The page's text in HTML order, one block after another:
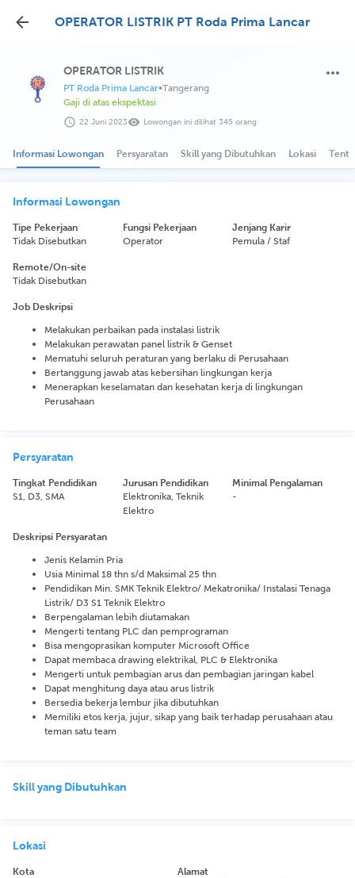
OPERATOR LISTRIK PT Roda Prima Lancar
OPERATOR LISTRIK
PT Roda Prima Lancar•Tangerang
Gaji di atas ekspektasi
Lowongan ini dilihat 345 orang
22 Juni 2023
Informasi Lowongan Persyaratan Skill yang Dibutuhkan Lokasi
Informasi Lowongan
Tipe Pekerjaan
Tidak Disebutkan
Fungsi Pekerjaan
Operator
Jenjang Karir
Pemula / Staf
Remote/On-site
Tidak Disebutkan
Job Deskripsi
Melakukan perbaikan pada instalasi listrik
Melakukan perawatan panel listrik & Genset
Mematuhi seluruh peraturan yang berlaku di Perusahaan
Bertanggung jawab atas kebersihan lingkungan kerja
Menerapkan keselamatan dan kesehatan kerja di lingkungan
Perusahaan
Persyaratan
Tingkat Pendidikan
S1, D3, SMA
Jurusan Pendidikan
Elektronika, Teknik
Elektro
Minimal Pengalaman
-
Deskripsi Persyaratan
Jenis Kelamin Pria
Usia Minimal 18 thn s/d Maksimal 25 thn
Pendidikan Min. SMK Teknik Elektro/ Mekatronika/ Instalasi Tenaga
Listrik/ D3 S1 Teknik Elektro
Berpengalaman lebih diutamakan
Mengerti tentang PLC dan pemprograman
Bisa mengoprasikan komputer Microsoft Office
Dapat membaca drawing elektrikal, PLC & Elektronika
Mengerti untuk pembagian arus dan pembagian jaringan kabel
Dapat menghitung daya atau arus listrik
Bersedia bekerja lembur jika dibutuhkan
Memiliki etos kerja, jujur, sikap yang baik terhadap perusahaan atau
teman satu team
Skill yang Dibutuhkan
Lokasi
Kota
Alamat